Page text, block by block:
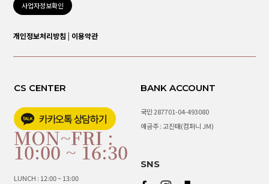
사업자정보확인
개인정보처리방침 | 이용약관
CS CENTER
MON~FRI :
10:00 ~ 16:30
LUNCH : 12:00 ~ 13:00
BANK ACCOUNT
국민 287701-04-493080
예금주 : 고진태(컴퍼니 JM)
SNS